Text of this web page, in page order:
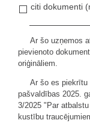
citi dokumenti
Ar šo uzņemos
pievienoto
oriģināliem.
Ar šo es piekrītu
pašvaldības 2025.
3/2025 "Par
kustību